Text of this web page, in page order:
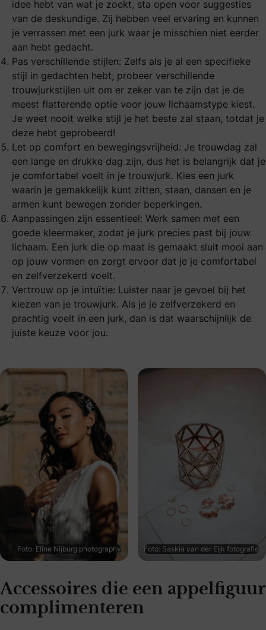
idee hebt van wat je zoekt, sta open voor suggesties
van de deskundige. Zij hebben veel ervaring en kunnen
je verrassen met een jurk waar je misschien niet eerder
aan hebt gedacht.
Pas verschillende stijlen: Zelfs als je al een specifieke
stijl in gedachten hebt, probeer verschillende
trouwjurkstijlen uit om er zeker van te zijn dat je de
meest flatterende optie voor jouw lichaamstype kiest.
Je weet nooit welke stijl je het beste zal staan, totdat je
deze hebt geprobeerd!
Let op comfort en bewegingsvrijheid: Je trouwdag zal
een lange en drukke dag zijn, dus het is belangrijk dat je
je comfortabel voelt in je trouwjurk. Kies een jurk
waarin je gemakkelijk kunt zitten, staan, dansen en je
armen kunt bewegen zonder beperkingen.
Aanpassingen zijn essentieel: Werk samen met een
goede kleermaker, zodat je jurk precies past bij jouw
lichaam. Een jurk die op maat is gemaakt sluit mooi aan
op jouw vormen en zorgt ervoor dat je je comfortabel
en zelfverzekerd voelt.
Vertrouw op je intuïtie: Luister naar je gevoel bij het
kiezen van je trouwjurk. Als je je zelfverzekerd en
prachtig voelt in een jurk, dan is dat waarschijnlijk de
juiste keuze voor jou.
Foto: Eline Nijburg photography Foto: Saskia van der Eijk fotografie
Accessoires die een appelfiguur
complimenteren